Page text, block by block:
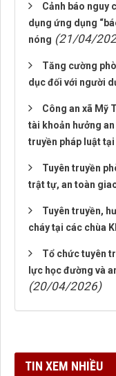
Cảnh báo nguy
dụng ứng dụng
nóng (21/04/
Tăng cường
dục đối với người
Công an xã Mỹ
tài khoản hưởng
truyền pháp luật
Tuyên truyền
trật tự, an toàn
Tuyên truyền,
cháy tại các chùa
Tổ chức tuyên
lực học đường và
(20/04/2026)
TIN XEM NHIỀU